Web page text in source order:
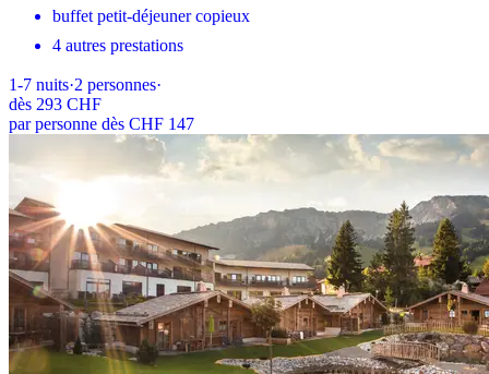
buffet petit-déjeuner copieux
4 autres prestations
1-7 nuits·2 personnes·
dès 293 CHF
par personne dès CHF 147